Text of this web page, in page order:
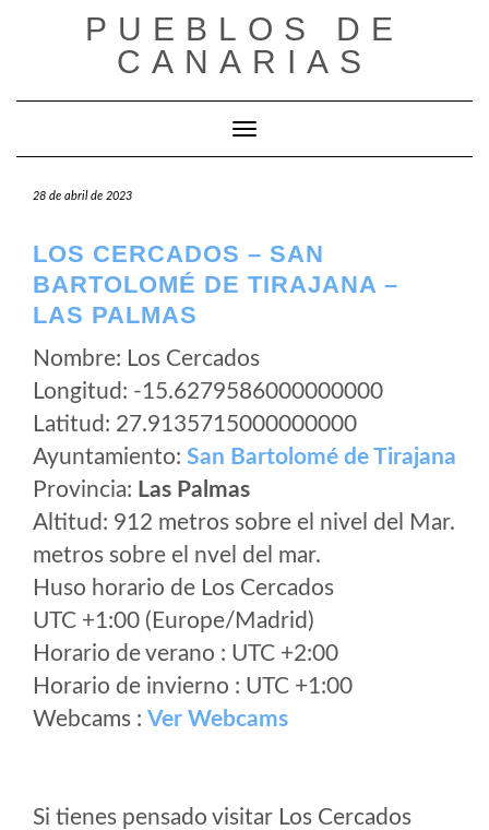
PUEBLOS DE
CANARIAS
Cambiar modo de navegación
28 de abril de 2023
LOS CERCADOS – SAN
BARTOLOMÉ DE TIRAJANA –
LAS PALMAS
Nombre: Los Cercados
Longitud: -15.6279586000000000
Latitud: 27.9135715000000000
Ayuntamiento: San Bartolomé de Tirajana
Provincia: Las Palmas
Altitud: 912 metros sobre el nivel del Mar.
metros sobre el nvel del mar.
Huso horario de Los Cercados
UTC +1:00 (Europe/Madrid)
Horario de verano : UTC +2:00
Horario de invierno : UTC +1:00
Webcams : Ver Webcams
Si tienes pensado visitar Los Cercados